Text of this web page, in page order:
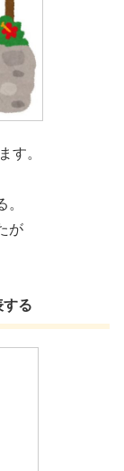
す。
が
る